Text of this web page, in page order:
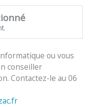
ou vous
conseiller
Contactez-le au 06